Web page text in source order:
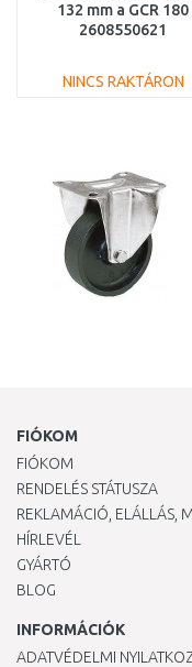
132 mm a GCR 180
2608550621
NINCS RAKTÁRON
FIÓKOM
FIÓKOM
RENDELÉS STÁTUSZA
REKLAMÁCIÓ, ELÁLLÁS,
HÍRLEVÉL
GYÁRTÓ
BLOG
INFORMÁCIÓK
ADATVÉDELMI